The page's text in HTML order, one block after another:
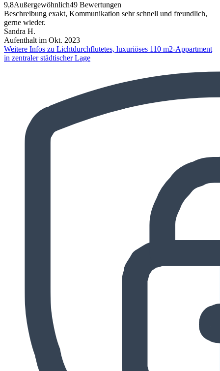
9,8Außergewöhnlich49 Bewertungen
Beschreibung exakt, Kommunikation sehr schnell und freundlich,
gerne wieder.
Sandra H.
Aufenthalt im Okt. 2023
Weitere Infos zu Lichtdurchflutetes, luxuriöses 110 m2-Appartment
in zentraler städtischer Lage